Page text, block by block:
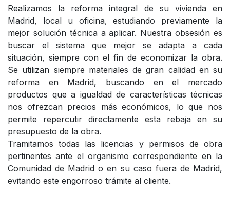
Realizamos la reforma integral de su vivienda en
Madrid, local u oficina, estudiando previamente la
mejor solución técnica a aplicar. Nuestra obsesión es
buscar el sistema que mejor se adapta a cada
situación, siempre con el fin de economizar la obra.
Se utilizan siempre materiales de gran calidad en su
reforma en Madrid, buscando en el mercado
productos que a igualdad de características técnicas
nos ofrezcan precios más económicos, lo que nos
permite repercutir directamente esta rebaja en su
presupuesto de la obra.
Tramitamos todas las licencias y permisos de obra
pertinentes ante el organismo correspondiente en la
Comunidad de Madrid o en su caso fuera de Madrid,
evitando este engorroso trámite al cliente.